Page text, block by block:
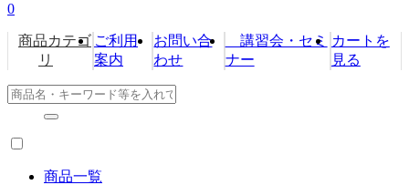
0
商品カテゴ
リ
キャンペーンコーナー
クリニック向け
ご利用
案内
お問い合
わせ
講習会・セミ
ナー
カートを
見る
商品一覧